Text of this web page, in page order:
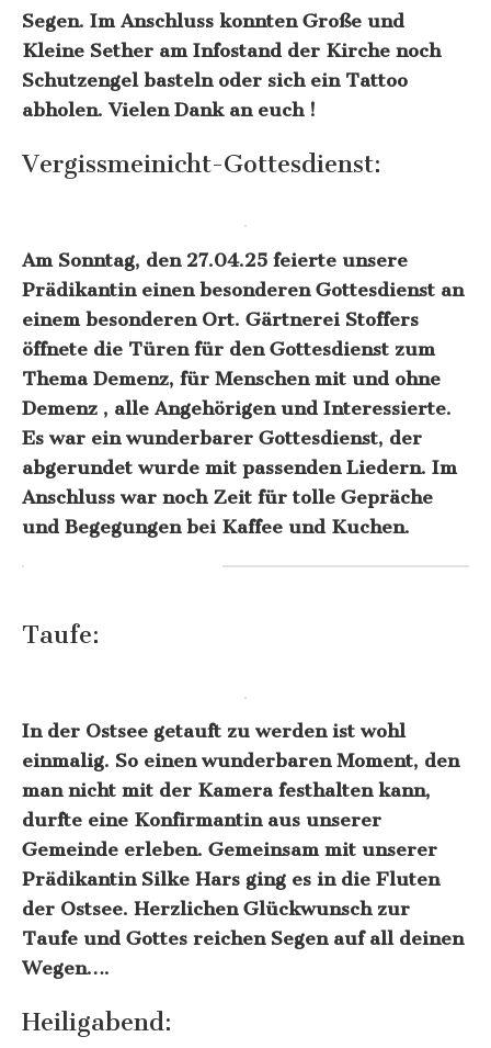
Segen. Im Anschluss konnten Große und
Kleine Sether am Infostand der Kirche noch
Schutzengel basteln oder sich ein Tattoo
abholen. Vielen Dank an euch !
Vergissmeinicht-Gottesdienst:
Am Sonntag, den 27.04.25 feierte unsere
Prädikantin einen besonderen Gottesdienst an
einem besonderen Ort. Gärtnerei Stoffers
öffnete die Türen für den Gottesdienst zum
Thema Demenz, für Menschen mit und ohne
Demenz , alle Angehörigen und Interessierte.
Es war ein wunderbarer Gottesdienst, der
abgerundet wurde mit passenden Liedern. Im
Anschluss war noch Zeit für tolle Gepräche
und Begegungen bei Kaffee und Kuchen.
Taufe:
In der Ostsee getauft zu werden ist wohl
einmalig. So einen wunderbaren Moment, den
man nicht mit der Kamera festhalten kann,
durfte eine Konfirmantin aus unserer
Gemeinde erleben. Gemeinsam mit unserer
Prädikantin Silke Hars ging es in die Fluten
der Ostsee. Herzlichen Glückwunsch zur
Taufe und Gottes reichen Segen auf all deinen
Wegen….
Heiligabend: